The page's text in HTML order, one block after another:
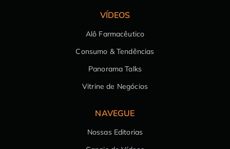
VÍDEOS
Alô Farmacêutico
Consumo & Tendências
Panorama Talks
Vitrine de Negócios
NAVEGUE
Nossas Editorias